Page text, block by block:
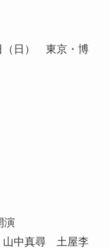
（日） 東京・博
演
山中真尋 土屋李